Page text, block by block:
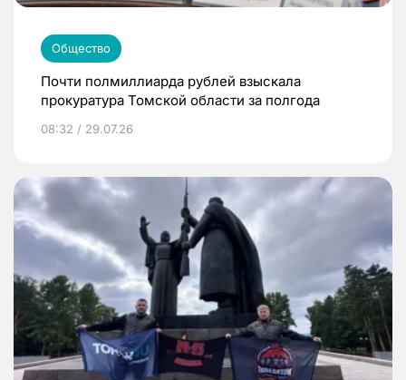
Общество
Почти полмиллиарда рублей взыскала
прокуратура Томской области за полгода
08:32 / 29.07.26